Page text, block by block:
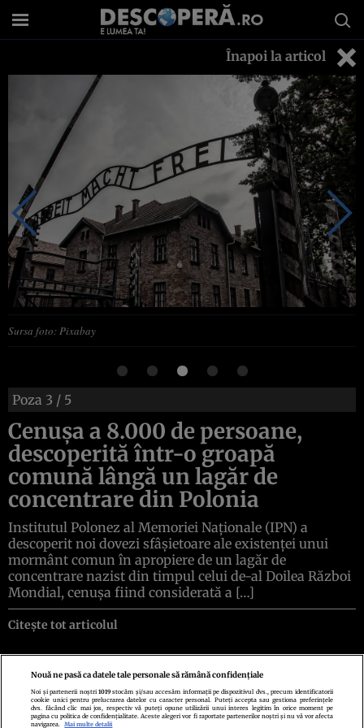
Înapoi la articol
Sursa foto: Pixabay
Poza 3 / 5
Cenușa a 8.000 de persoane,
descoperită într-o groapă
comună lângă un lagăr de
concentrare din Polonia
Institutul Polonez al Memoriei Naționale (IPN) a
descoperit noi dovezi sfâșietoare ale existenței unui
mormânt comun în apropiere de un lagăr de
concentrare nazist din timpul celui de-al Doilea Război
Mondial, cenușa fiind considerată a […]
Citește tot articolul
Politica de confidenţialitatePolitica de cookiesTermeni şi condiţii
Echipa redacționalăContactSetări Cookies
Nouă ne pasă ca datele tale personale să rămână confidențiale
Noi și partenerii noștri1019 stocăm și/sau accesăm informații pe dispozitivul dvs., precum identificatorii
cookie unici pentru prelucrarea datelor cu caracter personal. Puteți accepta sau gestiona preferințele
dvs. făcând clic mai jos, respectiv vă puteți opune utilizării unui interes legitim în orice moment pe
pagina cu politica de confidențialitate. Aceste alegeri vor fi raportate partenerilor noștri și nu vă vor afecta
navigarea.
Mai multe detalii